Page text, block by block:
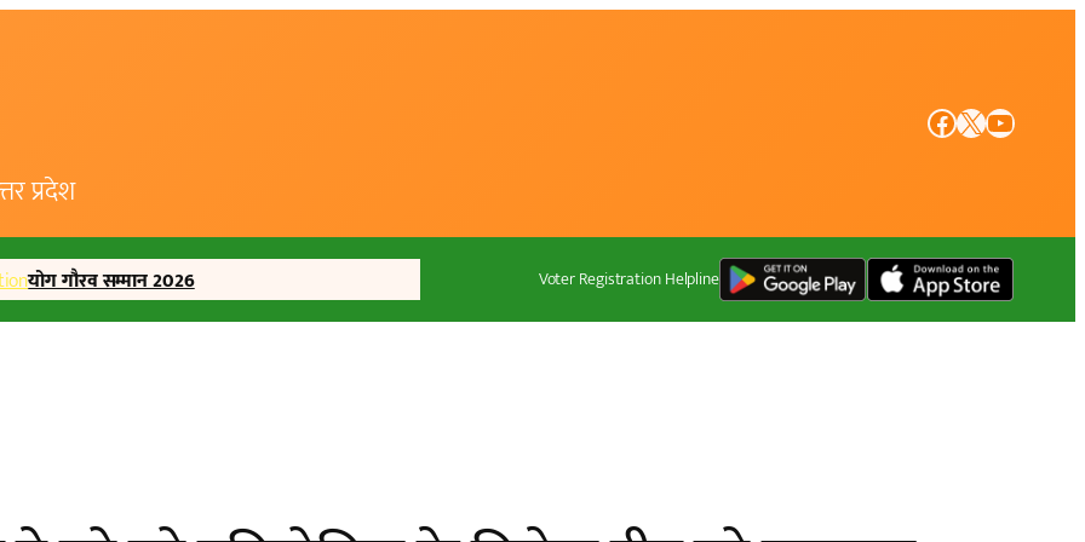
प्रदेश
Facebook X YouTube
योग गौरव सम्मान 2026 Voter Registration Helpline